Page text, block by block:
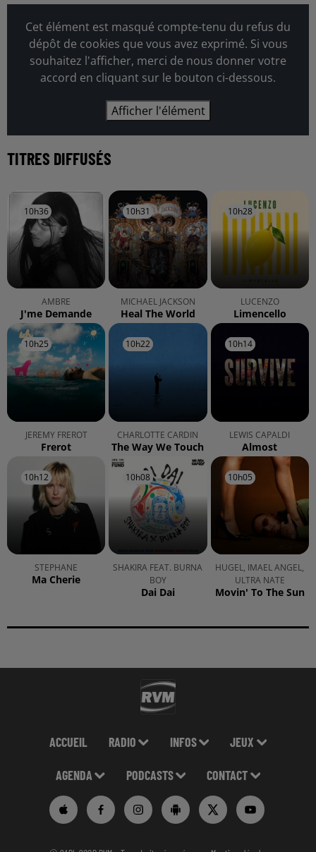
Cet élément est masqué compte-tenu du refus du
dépôt de cookies que vous avez exprimé. Si vous
souhaitez l'afficher, merci de nous donner votre
accord en cliquant sur le bouton ci-dessous.
Afficher l'élément
TITRES DIFFUSÉS
10h36
10h36
AMBRE
J'me Demande
10h31
10h31
MICHAEL JACKSON
Heal The World
10h28
10h28
LUCENZO
Limencello
10h25
10h25
JEREMY FREROT
Frerot
10h22
10h22
CHARLOTTE CARDIN
The Way We Touch
10h14
10h14
LEWIS CAPALDI
Almost
10h12
10h12
STEPHANE
Ma Cherie
10h08
10h08
SHAKIRA FEAT. BURNA
BOY
Dai Dai
10h05
10h05
HUGEL, IMAEL ANGEL,
ULTRA NATE
Movin' To The Sun
ACCUEIL RADIO INFOS JEUX
AGENDA PODCASTS CONTACT